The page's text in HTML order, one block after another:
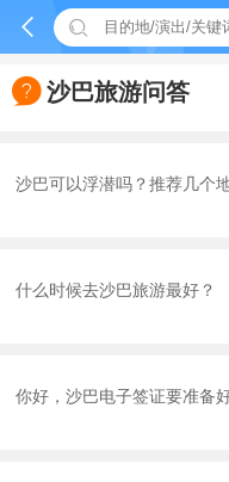
 
 沙巴旅游问答
沙巴可以浮潜吗？推荐几个
什么时候去沙巴旅游最好？
你好，沙巴电子签证要准备